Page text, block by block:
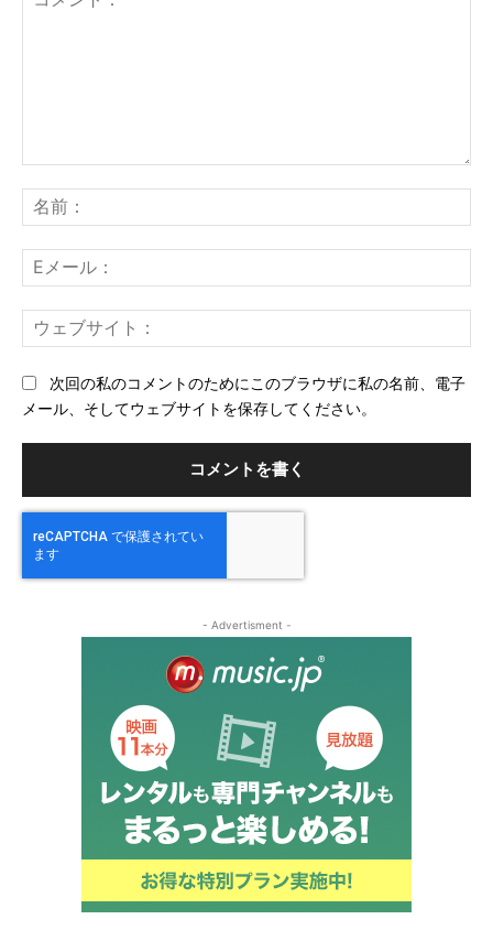
ン
ト：
前
メ
ー
ェ
次回の私のコメントのためにこのブラウザに私の名前、電子
メール、そしてウェブサイトを保存してください。
- Advertisment -